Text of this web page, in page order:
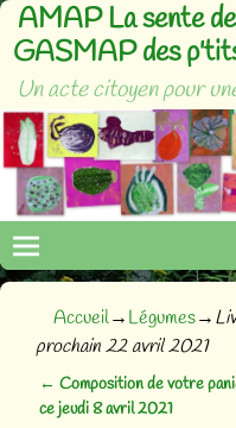
AMAP La sente
GASMAP des
Un acte citoyen pour
Accueil→Légumes→
prochain 22 avril 2021
Navigation des
← Composition de votre
ce jeudi 8 avril 2021